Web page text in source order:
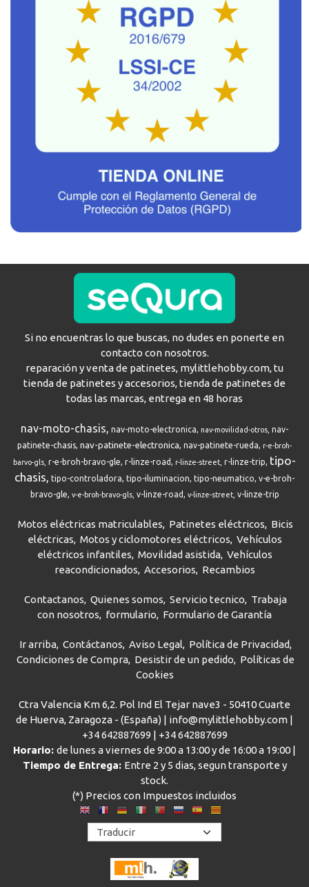
Si no encuentras lo que buscas, no dudes en ponerte en
contacto con nosotros.
reparación y venta de patinetes, mylittlehobby.com, tu
tienda de patinetes y accesorios, tienda de patinetes de
todas las marcas, entrega en 48 horas
nav-moto-chasis nav-moto-electronica nav-movilidad-otros nav-
patinete-chasis nav-patinete-electronica nav-patinete-rueda
r-e-broh-
barvo-gls r-e-broh-bravo-gle r-linze-road r-linze-street r-linze-trip
tipo-
chasis
tipo-controladora tipo-iluminacion tipo-neumatico v-e-broh-
bravo-gle v-e-broh-bravo-gls v-linze-road v-linze-street v-linze-trip
Motos eléctricas matriculables Patinetes eléctricos
Bicis
eléctricas Motos y ciclomotores eléctricos Vehículos
eléctricos infantiles Movilidad asistida Vehículos
reacondicionados Accesorios Recambios
Contactanos Quienes somos Servicio tecnico
Trabaja
con nosotros
formulario Formulario de Garantía
Ir arriba Contáctanos Aviso Legal
Política de Privacidad
Condiciones de Compra Desistir de un pedido
Políticas de
Cookies
Ctra Valencia Km 6,2. Pol Ind El Tejar nave3 - 50410 Cuarte
de Huerva, Zaragoza - (España) | info@mylittlehobby.com |
+34 642887699 | +34 642887699
Horario: de lunes a viernes de 9:00 a 13:00 y de 16:00 a 19:00 |
Tiempo de Entrega: Entre 2 y 5 dias, segun transporte y
stock.
(*) Precios con Impuestos incluidos